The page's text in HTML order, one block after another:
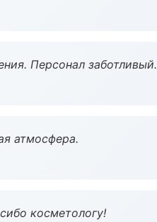
Персонал заботливый.
атмосфера.
косметологу!